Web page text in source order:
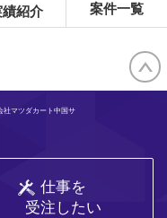
績紹介 案件一覧
社マツダカート中国サ
仕事を
受注したい